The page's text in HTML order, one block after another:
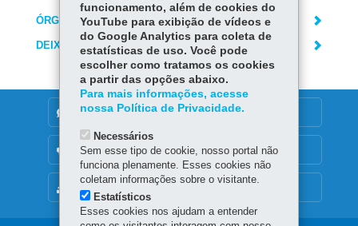
ÓRGÃO RESPONSÁVEL
DEIXE SUA OPINIÃO
DENUNCIE CORRUPÇÃO
OUVIDORIA
funcionamento, além de cookies do
YouTube para exibição de vídeos e
do Google Analytics para coleta de
estatísticas de uso. Você pode
escolher como tratamos os cookies
a partir das opções abaixo.
Para mais informações, acesse
nossa Política de Privacidade.
Necessários
Sem esse tipo de cookie, nosso portal não
funciona plenamente. Esses cookies não
coletam informações sobre o visitante.
Estatísticos
Esses cookies nos ajudam a entender